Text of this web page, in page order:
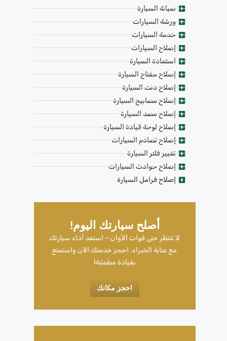
صيانة السيارة
ورشة السيارات
خدمة السيارات
إصلاح السيارات
استعادة السيارة
إصلاح مفتاح السيارة
إصلاح دنت السيارة
إصلاح مصابيح السيارة
إصلاح مصد السيارة
إصلاح لوحة قيادة السيارة
إصلاح تصادم السيارات
تغيير فلتر السيارة
إصلاح حوادث السيارات
إصلاح فرامل السيارة
أصلح سيارتك اليوم!
لا تنتظر حتى فوات الأوان – استعد أداء سيارتك
مع عناية الخبراء. احجز خدمتك الآن واستمتع
بقيادة مطمئنة!
احجز مكانك